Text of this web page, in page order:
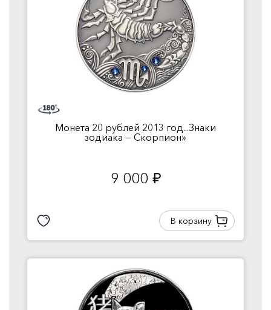
Монета 20 рублей 2013 год...Знаки
зодиака — Скорпион»
9 000 руб.
В корзину